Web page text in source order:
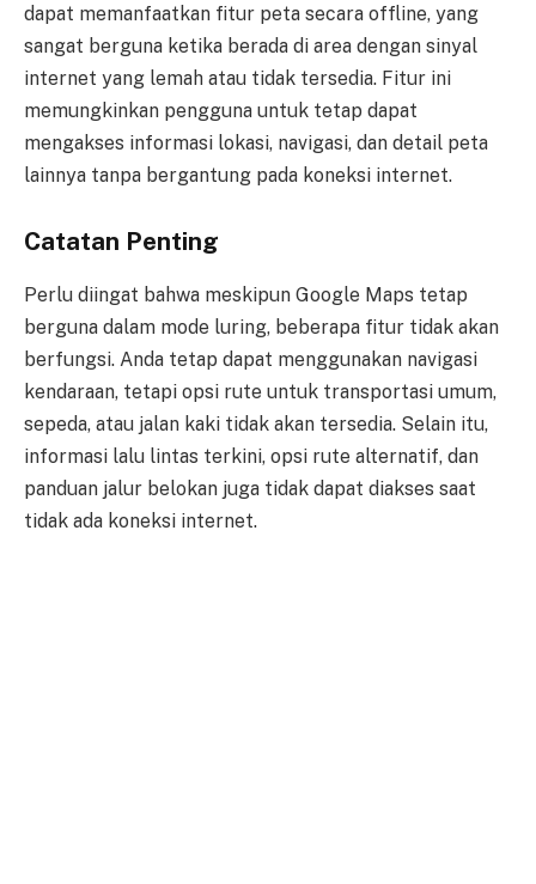
dapat memanfaatkan fitur peta secara offline, yang
sangat berguna ketika berada di area dengan sinyal
internet yang lemah atau tidak tersedia. Fitur ini
memungkinkan pengguna untuk tetap dapat
mengakses informasi lokasi, navigasi, dan detail peta
lainnya tanpa bergantung pada koneksi internet.
Catatan Penting
Perlu diingat bahwa meskipun Google Maps tetap
berguna dalam mode luring, beberapa fitur tidak akan
berfungsi. Anda tetap dapat menggunakan navigasi
kendaraan, tetapi opsi rute untuk transportasi umum,
sepeda, atau jalan kaki tidak akan tersedia. Selain itu,
informasi lalu lintas terkini, opsi rute alternatif, dan
panduan jalur belokan juga tidak dapat diakses saat
tidak ada koneksi internet.